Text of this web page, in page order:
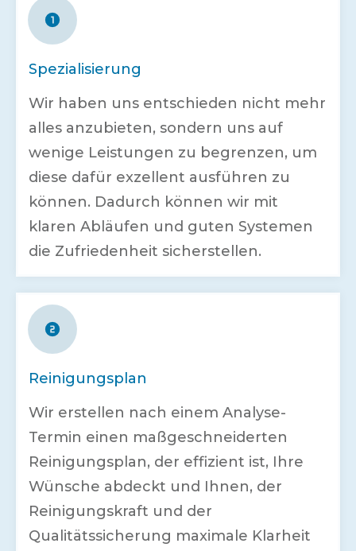
Spezialisierung
Wir haben uns entschieden nicht mehr
alles anzubieten, sondern uns auf
wenige Leistungen zu begrenzen, um
diese dafür exzellent ausführen zu
können. Dadurch können wir mit
klaren Abläufen und guten Systemen
die Zufriedenheit sicherstellen.
Reinigungsplan
Wir erstellen nach einem Analyse-
Termin einen maßgeschneiderten
Reinigungsplan, der effizient ist, Ihre
Wünsche abdeckt und Ihnen, der
Reinigungskraft und der
Qualitätssicherung maximale Klarheit